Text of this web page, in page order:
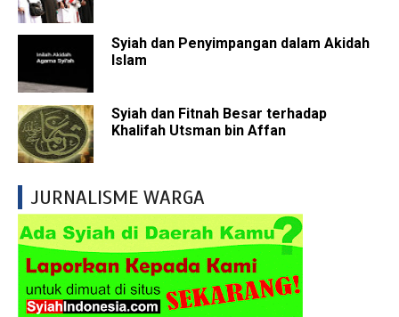
Syiah dan Penyimpangan dalam Akidah
Islam
Syiah dan Fitnah Besar terhadap
Khalifah Utsman bin Affan
JURNALISME WARGA